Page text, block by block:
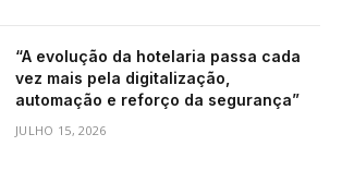
“A evolução da hotelaria passa cada
vez mais pela digitalização,
automação e reforço da segurança”
JULHO 15, 2026